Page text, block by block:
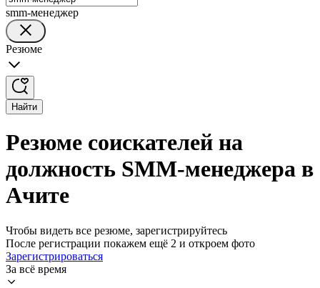
smm-менеджер
Резюме
Найти
Резюме соискателей на
должность SMM-менеджера в
Ачите
Чтобы видеть все резюме, зарегистрируйтесь
После регистрации покажем ещё 2 и откроем фото
Зарегистрироваться
За всё время